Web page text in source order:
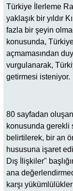
Türkiye İlerleme
yaklaşık bir yıldır
fazla bir şeyin
konusunda,
açmamasından
vurgulanarak,
getirmesi isteniyor.
80 sayfadan
konusunda gerekli
belirtilerek, bir an
hususuna işaret
Dış İlişkiler"
ana
karşı